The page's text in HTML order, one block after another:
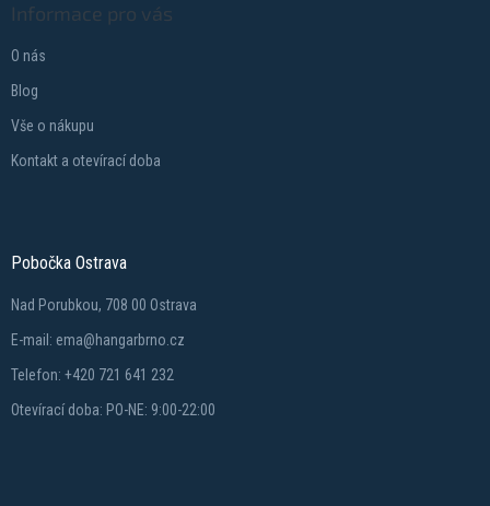
Informace pro vás
O nás
Blog
Vše o nákupu
Kontakt a otevírací doba
Pobočka Ostrava
Nad Porubkou, 708 00 Ostrava
E-mail: ema@hangarbrno.cz
Telefon: +420 721 641 232
Otevírací doba: PO-NE: 9:00-22:00